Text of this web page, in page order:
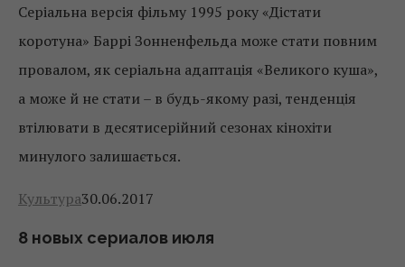
Серіальна версія фільму 1995 року «Дістати
коротуна» Баррі Зонненфельда може стати повним
провалом, як серіальна адаптація «Великого куша»,
а може й не стати – в будь-якому разі, тенденція
втілювати в десятисерійний сезонах кінохіти
минулого залишається.
Культура30.06.2017
8 новых сериалов июля